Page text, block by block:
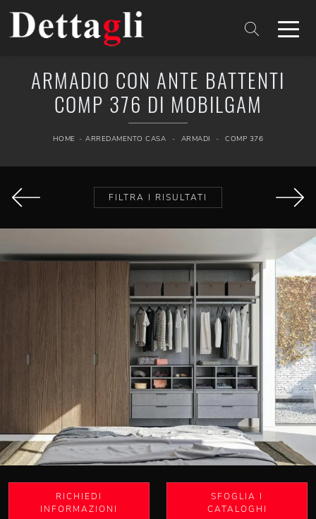
ARMADIO CON ANTE BATTENTI
COMP 376 DI MOBILGAM
HOME - ARREDAMENTO CASA - ARMADI - COMP 376
FILTRA I RISULTATI
RICHIEDI
INFORMAZIONI
SFOGLIA I
CATALOGHI